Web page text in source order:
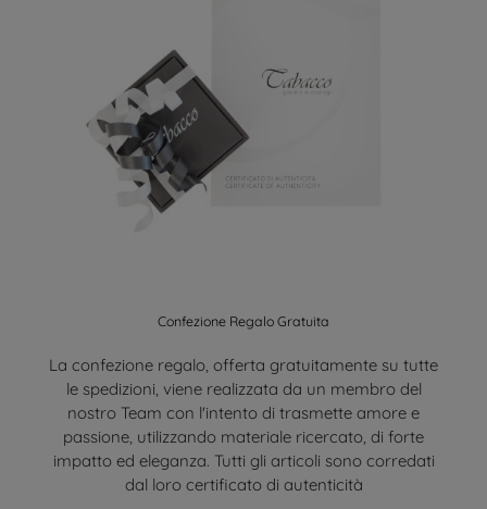
Confezione Regalo Gratuita
La confezione regalo, offerta gratuitamente su tutte
le spedizioni, viene realizzata da un membro del
nostro Team con l'intento di trasmette amore e
passione, utilizzando materiale ricercato, di forte
impatto ed eleganza. Tutti gli articoli sono corredati
dal loro certificato di autenticità